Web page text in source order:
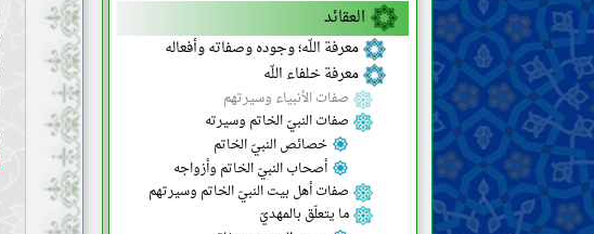
العقائد
معرفة اللّه؛ وجوده وصفاته وأفعاله
معرفة خلفاء اللّه
صفات الأنبياء وسيرتهم
صفات النبيّ الخاتم وسيرته
خصائص النبيّ الخاتم
أصحاب النبيّ الخاتم وأزواجه
صفات أهل بيت النبيّ الخاتم وسيرتهم
ما يتعلّق بالمهديّ